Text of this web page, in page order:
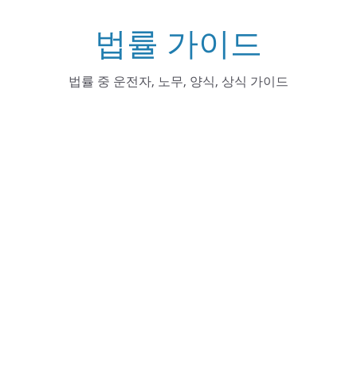
법률 가이드
법률 중 운전자, 노무, 양식, 상식 가이드